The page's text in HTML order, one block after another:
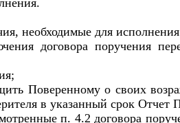
необходимые для
договора поручения
Поверенному о своих
в указанный срок Отчет
п. 4.2 договора